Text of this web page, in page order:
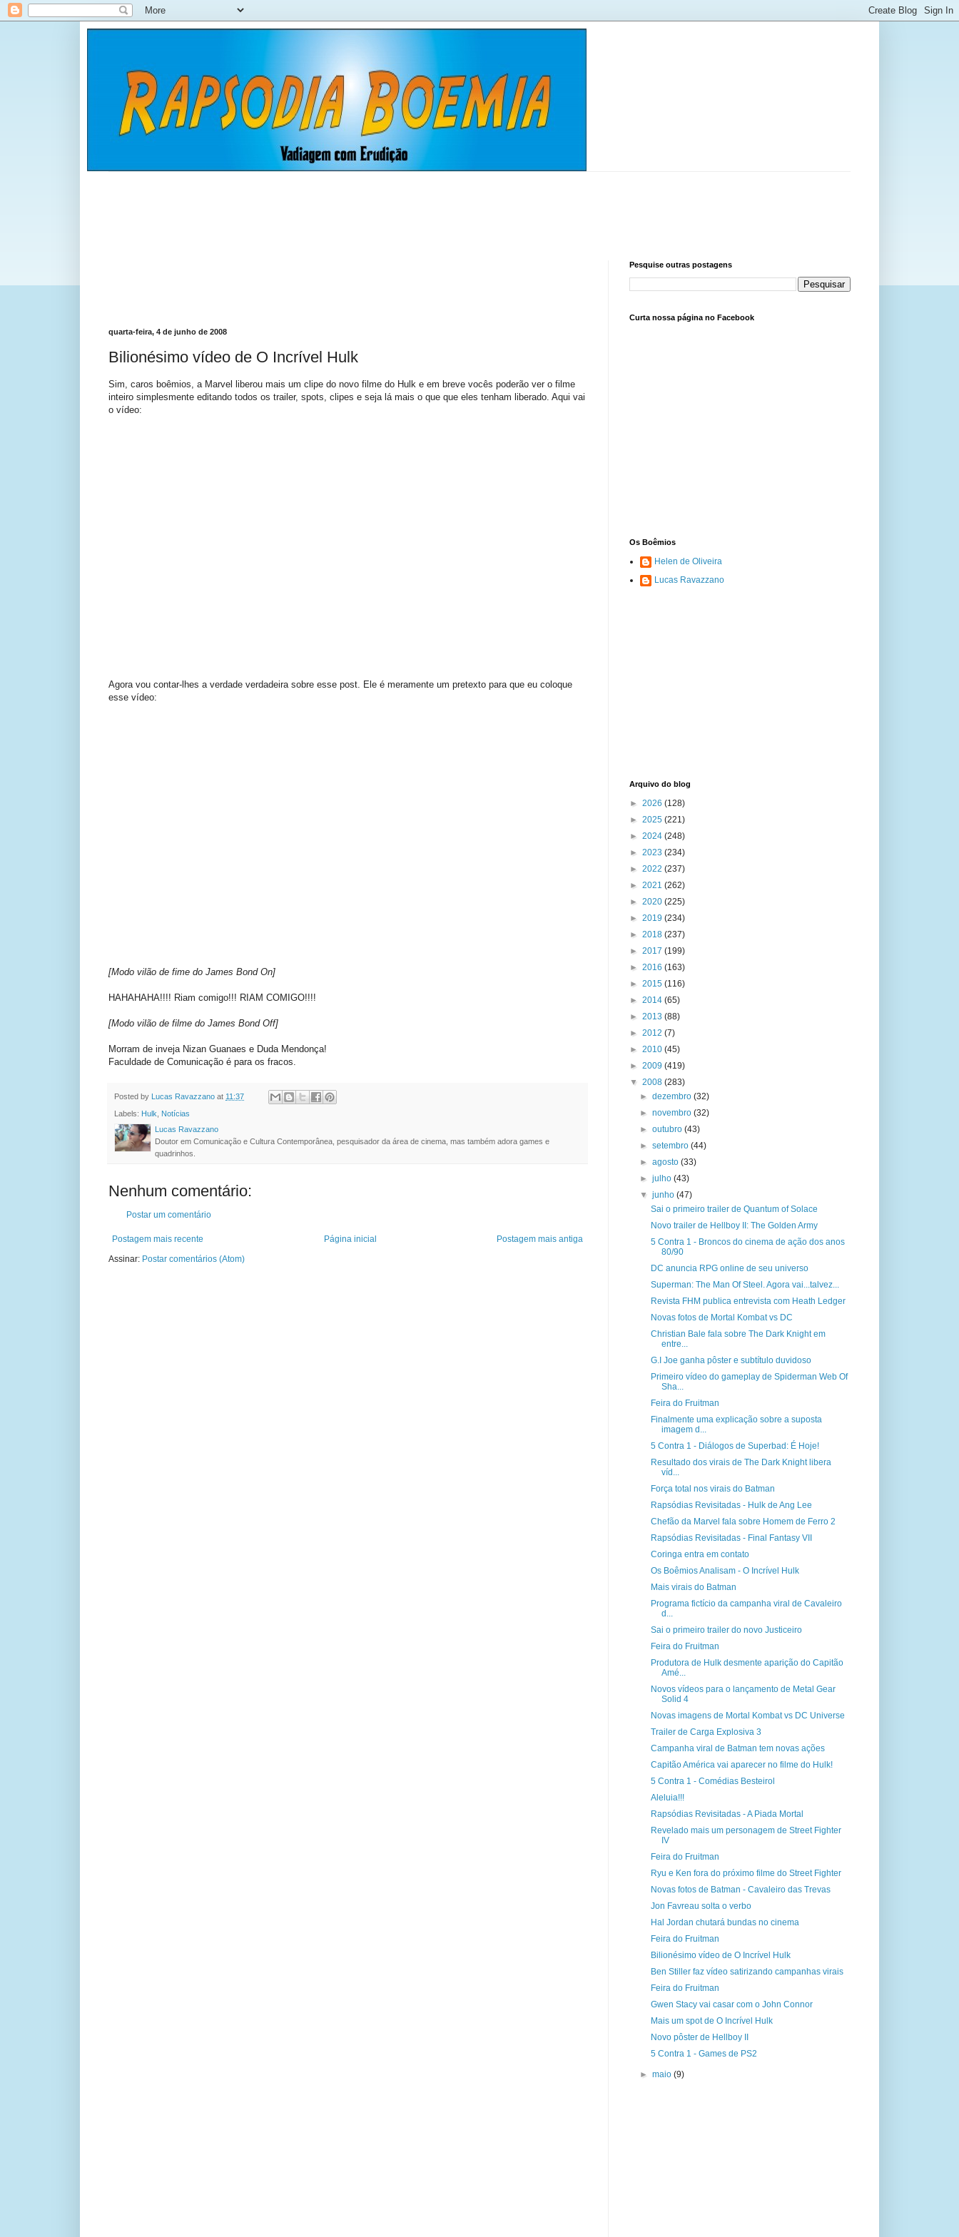
quarta-feira, 4 de junho de 2008
Bilionésimo vídeo de O Incrível Hulk
Sim, caros boêmios, a Marvel liberou mais um clipe do novo filme do Hulk e em breve vocês poderão ver o filme
inteiro simplesmente editando todos os trailer, spots, clipes e seja lá mais o que que eles tenham liberado. Aqui vai
o vídeo:
Agora vou contar-lhes a verdade verdadeira sobre esse post. Ele é meramente um pretexto para que eu coloque
esse vídeo:
[Modo vilão de fime do James Bond On]
HAHAHAHA!!!! Riam comigo!!! RIAM COMIGO!!!!
[Modo vilão de filme do James Bond Off]
Morram de inveja Nizan Guanaes e Duda Mendonça!
Faculdade de Comunicação é para os fracos.
Posted by Lucas Ravazzano at 11:37
Labels: Hulk
Notícias
Lucas Ravazzano
Doutor em Comunicação e Cultura Contemporânea, pesquisador da área de cinema, mas também adora games e
quadrinhos.
Nenhum comentário:
Postar um comentário
Postagem mais recente Postagem mais antiga
Página inicial
Assinar: Postar comentários (Atom)
Pesquise outras postagens
Curta nossa página no Facebook
Os Boêmios
Helen de Oliveira
Lucas Ravazzano
Arquivo do blog
► 2026 (128)
► 2025 (221)
► 2024 (248)
► 2023 (234)
► 2022 (237)
► 2021 (262)
► 2020 (225)
► 2019 (234)
► 2018 (237)
► 2017 (199)
► 2016 (163)
► 2015 (116)
► 2014 (65)
► 2013 (88)
► 2012 (7)
► 2010 (45)
► 2009 (419)
▼ 2008 (283)
►dezembro(32)
►novembro(32)
►outubro(43)
►setembro(44)
►agosto(33)
►julho(43)
▼junho(47)
Sai o primeiro trailer de Quantum of Solace
Novo trailer de Hellboy II: The Golden Army
5 Contra 1 - Broncos do cinema de ação dos anos
80/90
DC anuncia RPG online de seu universo
Superman: The Man Of Steel. Agora vai...talvez...
Revista FHM publica entrevista com Heath Ledger
Novas fotos de Mortal Kombat vs DC
Christian Bale fala sobre The Dark Knight em
entre...
G.I Joe ganha pôster e subtítulo duvidoso
Primeiro vídeo do gameplay de Spiderman Web Of
Sha...
Feira do Fruitman
Finalmente uma explicação sobre a suposta
imagem d...
5 Contra 1 - Diálogos de Superbad: É Hoje!
Resultado dos virais de The Dark Knight libera
víd...
Força total nos virais do Batman
Rapsódias Revisitadas - Hulk de Ang Lee
Chefão da Marvel fala sobre Homem de Ferro 2
Rapsódias Revisitadas - Final Fantasy VII
Coringa entra em contato
Os Boêmios Analisam - O Incrível Hulk
Mais virais do Batman
Programa fictício da campanha viral de Cavaleiro
d...
Sai o primeiro trailer do novo Justiceiro
Feira do Fruitman
Produtora de Hulk desmente aparição do Capitão
Amé...
Novos vídeos para o lançamento de Metal Gear
Solid 4
Novas imagens de Mortal Kombat vs DC Universe
Trailer de Carga Explosiva 3
Campanha viral de Batman tem novas ações
Capitão América vai aparecer no filme do Hulk!
5 Contra 1 - Comédias Besteirol
Aleluia!!!
Rapsódias Revisitadas - A Piada Mortal
Revelado mais um personagem de Street Fighter
IV
Feira do Fruitman
Ryu e Ken fora do próximo filme do Street Fighter
Novas fotos de Batman - Cavaleiro das Trevas
Jon Favreau solta o verbo
Hal Jordan chutará bundas no cinema
Feira do Fruitman
Bilionésimo vídeo de O Incrível Hulk
Ben Stiller faz vídeo satirizando campanhas virais
Feira do Fruitman
Gwen Stacy vai casar com o John Connor
Mais um spot de O Incrível Hulk
Novo pôster de Hellboy II
5 Contra 1 - Games de PS2
►maio(9)